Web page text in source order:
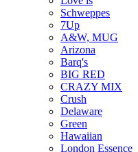
Schweppes
7Up
A&W, MUG
Arizona
Barq's
BIG RED
CRAZY MIX
Crush
Delaware
Green
Hawaiian
London Essence